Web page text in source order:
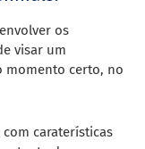
os
visar um
momento certo, no
com caraterísticas